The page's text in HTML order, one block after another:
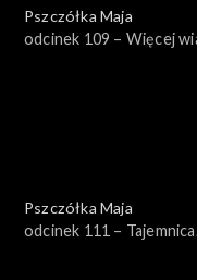
Pszczółka Maja
odcinek 109 – Więcej
Pszczółka Maja
odcinek 111 – Tajemnica